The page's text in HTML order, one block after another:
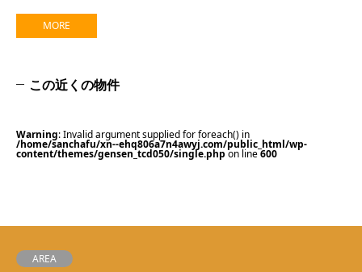
MORE
この近くの物件
Warning: Invalid argument supplied for foreach() in
/home/sanchafu/xn--ehq806a7n4awyj.com/public_html/wp-
content/themes/gensen_tcd050/single.php on line600
AREA